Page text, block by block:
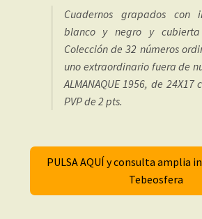
Cuadernos grapados con
blanco y negro y
Colección de 32 números
uno extraordinario fuera de
ALMANAQUE 1956, de 24X17
PVP de 2 pts.
PULSA AQUÍ y consulta amplia
Tebeosfera